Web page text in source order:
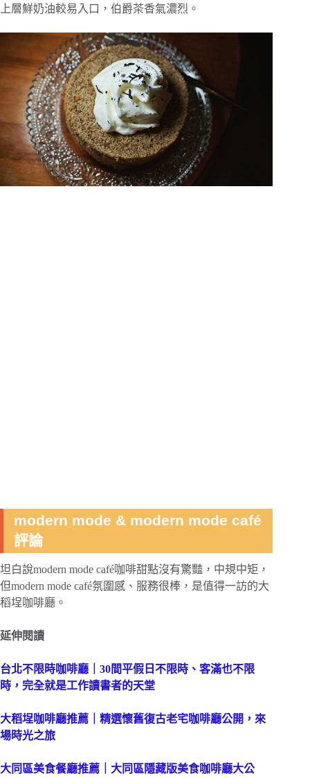
上層鮮奶油較易入口，伯爵茶香氣濃烈。
modern mode & modern mode café
評論
坦白說modern mode café咖啡甜點沒有驚豔，中規中矩，
但modern mode café氛圍感、服務很棒，是值得一訪的大
稻埕咖啡廳。
延伸閱讀
台北不限時咖啡廳｜30間平假日不限時、客滿也不限
時，完全就是工作讀書者的天堂
大稻埕咖啡廳推薦｜精選懷舊復古老宅咖啡廳公開，來
場時光之旅
大同區美食餐廳推薦｜大同區隱藏版美食咖啡廳大公